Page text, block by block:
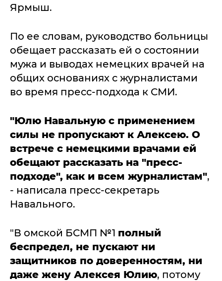
Ярмыш.
По ее словам, руководство больницы
обещает рассказать ей о состоянии
мужа и выводах немецких врачей на
общих основаниях с журналистами
во время пресс-подхода к СМИ.
"Юлю Навальную с применением
силы не пропускают к Алексею. О
встрече с немецкими врачами ей
обещают рассказать на "пресс-
подходе", как и всем журналистам",
- написала пресс-секретарь
Навального.
"В омской БСМП №1 полный
беспредел, не пускают ни
защитников по доверенностям, ни
даже жену Алексея Юлию, потому